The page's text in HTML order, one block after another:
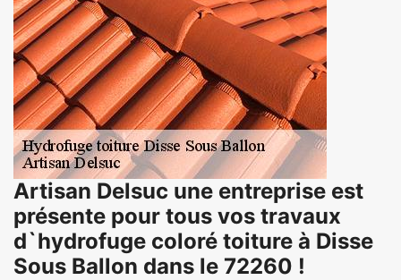
Artisan Delsuc une entreprise est
présente pour tous vos travaux
d`hydrofuge coloré toiture à Disse
Sous Ballon dans le 72260 !